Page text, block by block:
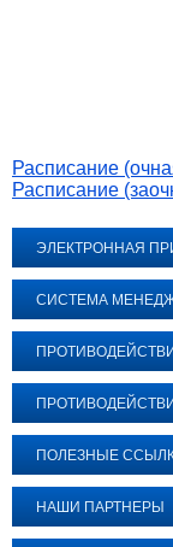
Расписание
Расписание
ЭЛЕКТРОННАЯ
СИСТЕМА
ПОЛЕЗНЫЕ
НАШИ ПАРТНЕРЫ